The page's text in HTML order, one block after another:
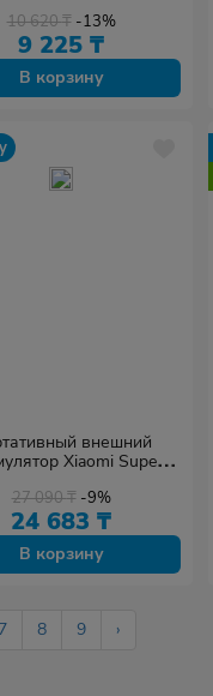
черный
10 620₸ -13%
9 225 ₸
В корзину
внешний
Xiaomi Super
5000 Gold
27 090₸ -9%
24 683 ₸
В корзину
7 8 9 ›